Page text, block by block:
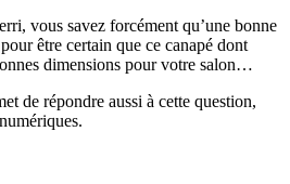
vous savez forcément qu’une bonne
être certain que ce canapé dont
dimensions pour votre salon…
de répondre aussi à cette question,